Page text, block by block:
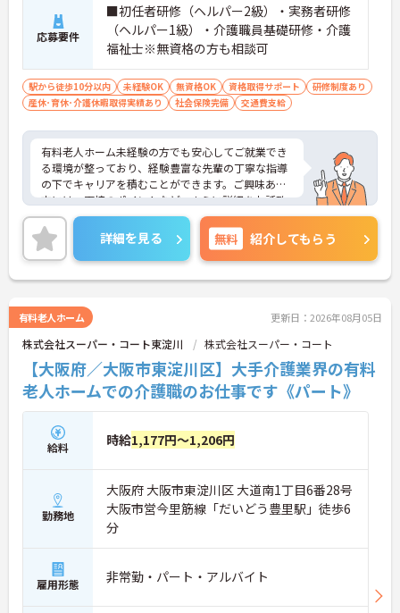
応募要件
■初任者研修（ヘルパー2級）・実務者研修
（ヘルパー1級）・介護職員基礎研修・介護
福祉士※無資格の方も相談可
駅から徒歩10分以内 未経験OK 無資格OK 資格取得サポート
研修制度あり
産休･育休･介護休暇取得実績あり
社会保険完備 交通費支給
有料老人ホーム未経験の方でも安心してご就業でき
る環境が整っており、経験豊富な先輩の丁寧な指導
の下でキャリアを積むことができます。ご興味ある
方には、面接のポイントなど、さらに詳細をお話致
しますのでお気軽にご相談ください。
詳細を見る 無料 紹介してもらう
有料老人ホーム 更新日：2026年08月05日
株式会社スーパー・コート東淀川 株式会社スーパー・コート
【大阪府／大阪市東淀川区】大手介護業界の有料
老人ホームでの介護職のお仕事です《パート》
給料 時給1,177円～1,206円
勤務地
大阪府 大阪市東淀川区 大道南1丁目6番28号
大阪市営今里筋線「だいどう豊里駅」徒歩6
分
雇用形態 非常勤・パート・アルバイト